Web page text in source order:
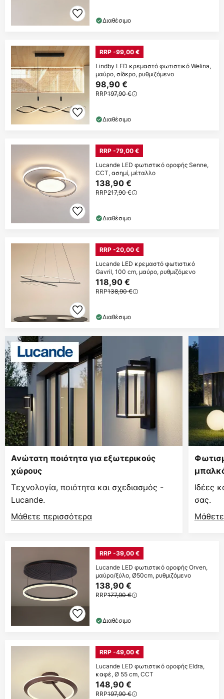
Διαθέσιμο
RRP -99,00 €
Lindby LED κρεμαστό φωτιστικό Welina,
μαύρο, σίδερο, ρυθμιζόμενο
98,90 €
RRP197,90 €
Διαθέσιμο
RRP -79,00 €
Lucande LED φωτιστικό οροφής Senne,
CCT, ασημί, μέταλλο
138,90 €
RRP217,90 €
Διαθέσιμο
RRP -20,00 €
Lucande LED κρεμαστό φωτιστικό
Gavril, 100 cm, μαύρο, ρυθμιζόμενο
118,90 €
RRP138,90 €
Διαθέσιμο
Ανώτατη ποιότητα για εξωτερικούς
χώρους
Τεχνολογία, ποιότητα και σχεδιασμός -
Lucande.
Μάθετε περισσότερα
Ιδέες
σας.
RRP -39,00 €
Lucande LED φωτιστικό οροφής Orven,
μαύρο/ξύλο, Ø50cm, ρυθμιζόμενο
138,90 €
RRP177,90 €
Διαθέσιμο
RRP -49,00 €
Lucande LED φωτιστικό οροφής Eldra,
καφέ, Ø 55 cm, CCT
148,90 €
RRP197,90 €